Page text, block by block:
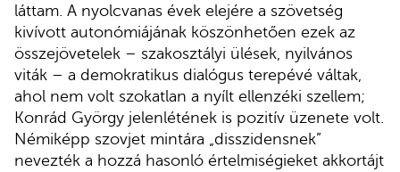
láttam. A nyolcvanas évek elejére a szövetség
kivívott autonómiájának köszönhetően ezek az
összejövetelek – szakosztályi ülések, nyilvános
viták – a demokratikus dialógus terepévé váltak,
ahol nem volt szokatlan a nyílt ellenzéki szellem;
Konrád György jelenlétének is pozitív üzenete volt.
Némiképp szovjet mintára „disszidensnek”
nevezték a hozzá hasonló értelmiségieket akkortájt